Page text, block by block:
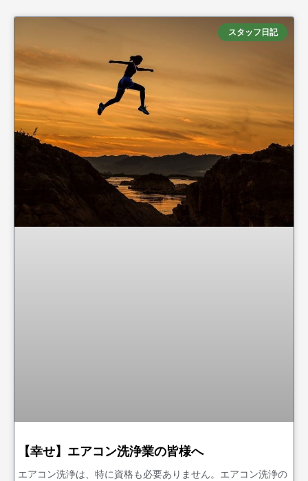
スタッフ日記
【幸せ】エアコン洗浄業の皆様へ
エアコン洗浄は、特に資格も必要ありません。エアコン洗浄の